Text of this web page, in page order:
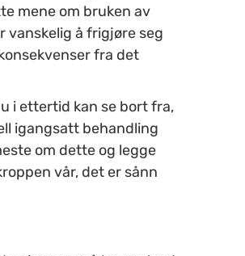
mene om bruken av
vanskelig å frigjøre seg
fra det
i ettertid kan se bort fra,
igangsatt behandling
om dette og legge
vår, det er sånn